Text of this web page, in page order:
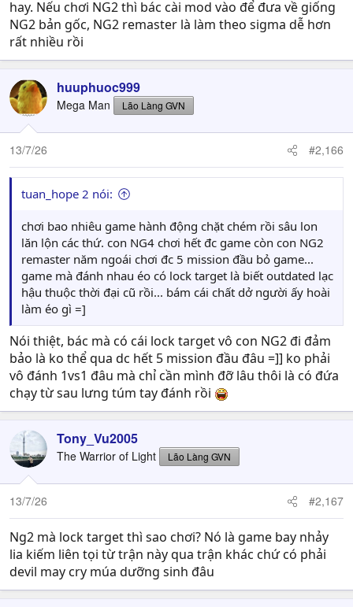
hay. Nếu chơi NG2 thì bác cài mod vào để đưa về giống
NG2 bản gốc, NG2 remaster là làm theo sigma dễ hơn
rất nhiều rồi
huuphuoc999
Mega Man Lão Làng GVN
13/7/26 #2,166
tuan_hope 2 nói:
chơi bao nhiêu game hành động chặt chém rồi sâu lon
lăn lộn các thứ. con NG4 chơi hết đc game còn con NG2
remaster năm ngoái chơi đc 5 mission đầu bỏ game...
game mà đánh nhau éo có lock target là biết outdated lạc
hậu thuộc thời đại cũ rồi... bám cái chất dở người ấy hoài
làm éo gì =]
Nói thiệt, bác mà có cái lock target vô con NG2 đi đảm
bảo là ko thể qua dc hết 5 mission đầu đâu =]] ko phải
vô đánh 1vs1 đâu mà chỉ cần mình đỡ lâu thôi là có đứa
chạy từ sau lưng túm tay đánh rồi
Tony_Vu2005
The Warrior of Light Lão Làng GVN
13/7/26 #2,167
Ng2 mà lock target thì sao chơi? Nó là game bay nhảy
lia kiếm liên tọi từ trận này qua trận khác chứ có phải
devil may cry múa dưỡng sinh đâu